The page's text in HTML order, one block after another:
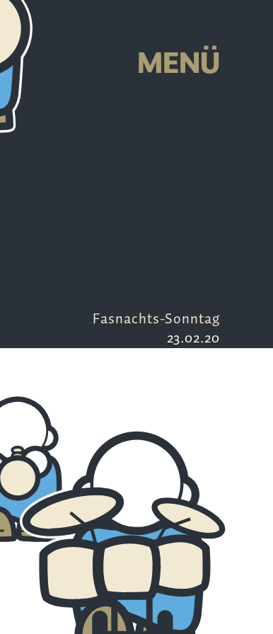
MENÜ
Fasnachts-Sonntag
23.02.20